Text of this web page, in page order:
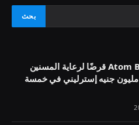
يقدم Atom Bank قرضًا لرعاية المسنين
بقيمة 1.1 مليون جنيه إسترليني في خمسة